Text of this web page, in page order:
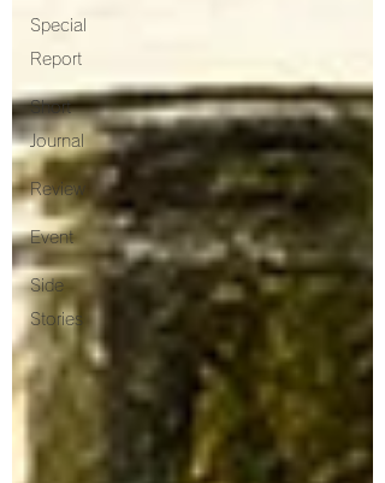
Special
Report
Short
Journal
Review
Event
Side
Stories